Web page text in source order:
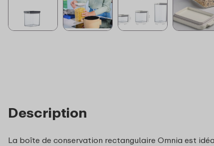
Description
La boîte de conservation rectangulaire Omnia est